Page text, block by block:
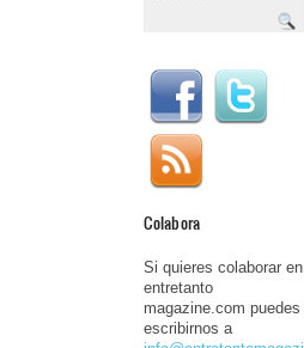
Colabora
Si quieres colaborar en
entretanto
magazine.com puedes
escribirnos a